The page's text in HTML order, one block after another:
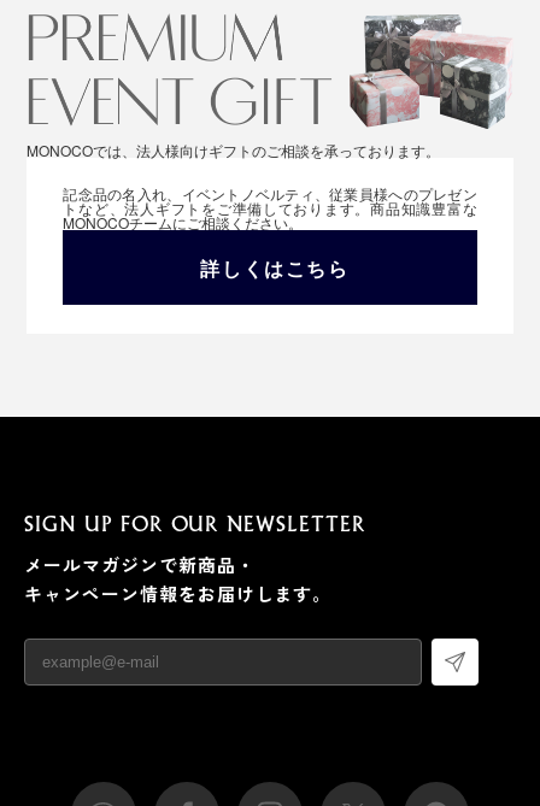
MONOCOでは、法人様向けギフトのご相談を承っております。
記念品の名入れ、イベントノベルティ、従業員様へのプレゼン
トなど、法人ギフトをご準備しております。商品知識豊富な
MONOCOチームにご相談ください。
詳しくはこちら
SIGN UP FOR OUR NEWSLETTER
メールマガジンで新商品・
キャンペーン情報をお届けします。